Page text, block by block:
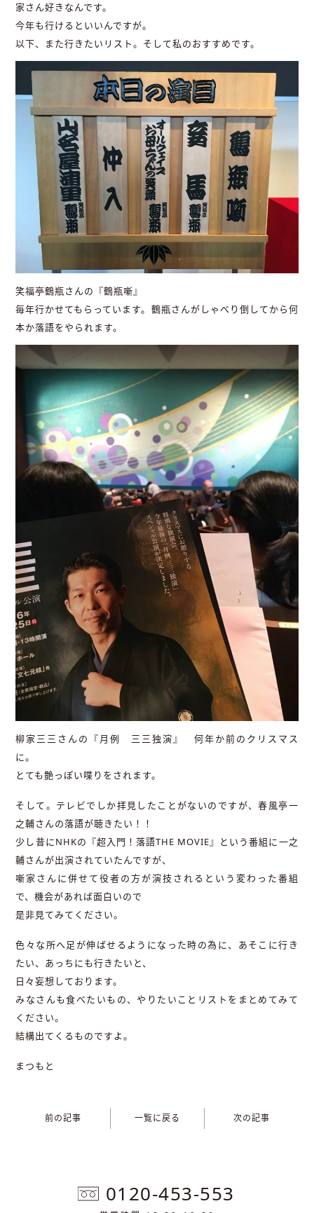
家さん好きなんです。
今年も行けるといいんですが。
以下、また行きたいリスト。そして私のおすすめです。
笑福亭鶴瓶さんの『鶴瓶噺』
毎年行かせてもらっています。鶴瓶さんがしゃべり倒してから何
本か落語をやられます。
柳家三三さんの『月例 三三独演』 何年か前のクリスマス
に。
とても艶っぽい喋りをされます。
そして。テレビでしか拝見したことがないのですが、春風亭一
之輔さんの落語が聴きたい！！
少し昔にNHKの『超入門！落語THE MOVIE』という番組に一之
輔さんが出演されていたんですが、
噺家さんに併せて役者の方が演技されるという変わった番組
で、機会があれば面白いので
是非見てみてください。
色々な所へ足が伸ばせるようになった時の為に、あそこに行き
たい、あっちにも行きたいと、
日々妄想しております。
みなさんも食べたいもの、やりたいことリストをまとめてみて
ください。
結構出てくるものですよ。
まつもと
前の記事 一覧に戻る 次の記事
0120-453-553